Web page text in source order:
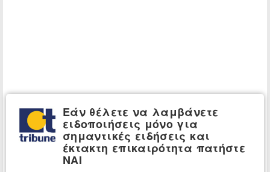
Εάν θέλετε να λαμβάνετε
ειδοποιήσεις μόνο για
σημαντικές ειδήσεις και
έκτακτη επικαιρότητα πατήστε
ΝΑΙ